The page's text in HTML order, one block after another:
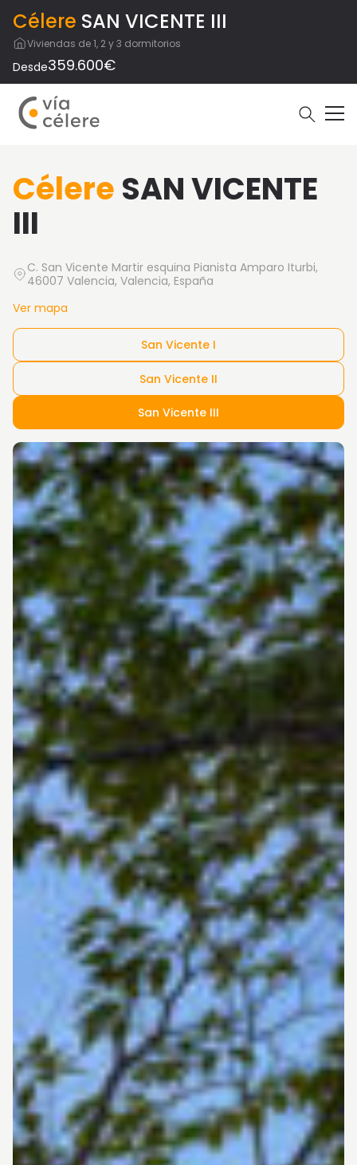
Célere SAN VICENTE III
Viviendas de 1, 2 y 3 dormitorios
Desde359.600€
Célere SAN VICENTE
III
C. San Vicente Martir esquina Pianista Amparo Iturbi,
46007 Valencia, Valencia, España
Ver mapa
San Vicente I
San Vicente II
San Vicente III